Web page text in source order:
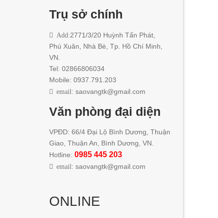
Trụ sở chính
Add:2771/3/20 Huỳnh Tấn Phát
Phú Xuân, Nhà Bè, Tp. Hồ Chí Minh
VN.
Tel: 02866806034
Mobile: 0937.791.203
email: saovangtk@gmail.com
Văn phòng đại diện
VPĐD: 66/4 Đại Lộ Bình Dương, Thuận
Giao, Thuận An, Bình Dương, VN.
Hotline: 0985 445 203
email: saovangtk@gmail.com
ONLINE